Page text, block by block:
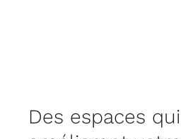
Des espaces qui